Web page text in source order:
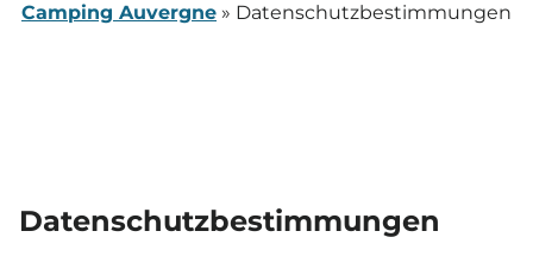
Camping Auvergne » Datenschutzbestimmungen
Datenschutzbestimmungen